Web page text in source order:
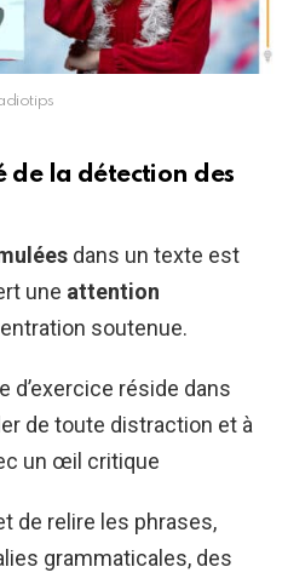
de la détection des
dans un texte est
une attention
soutenue.
d’exercice réside dans
de toute distraction et à
un œil critique
de relire les phrases,
grammaticales, des